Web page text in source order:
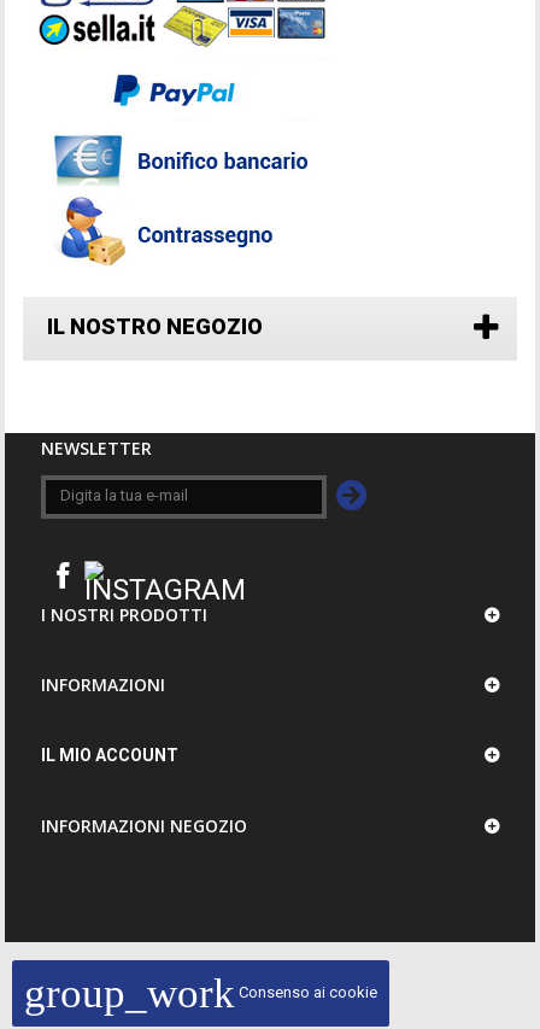
group_work Consenso ai cookie
IL NOSTRO NEGOZIO
NEWSLETTER
I NOSTRI PRODOTTI
INFORMAZIONI
IL MIO ACCOUNT
INFORMAZIONI NEGOZIO